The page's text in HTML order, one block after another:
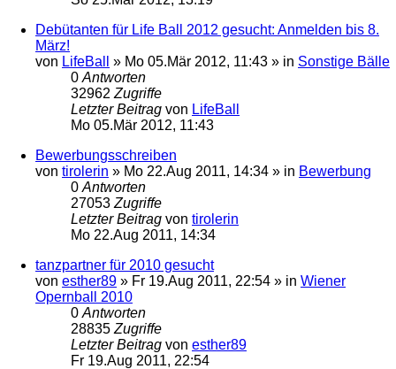
Debütanten für Life Ball 2012 gesucht: Anmelden bis 8.
März!
von LifeBall » Mo 05.Mär 2012, 11:43 » in Sonstige Bälle
0 Antworten
32962 Zugriffe
Letzter Beitrag von LifeBall
Mo 05.Mär 2012, 11:43
Bewerbungsschreiben
von tirolerin » Mo 22.Aug 2011, 14:34 » in Bewerbung
0 Antworten
27053 Zugriffe
Letzter Beitrag von tirolerin
Mo 22.Aug 2011, 14:34
tanzpartner für 2010 gesucht
von esther89 » Fr 19.Aug 2011, 22:54 » in Wiener
Opernball 2010
0 Antworten
28835 Zugriffe
Letzter Beitrag von esther89
Fr 19.Aug 2011, 22:54